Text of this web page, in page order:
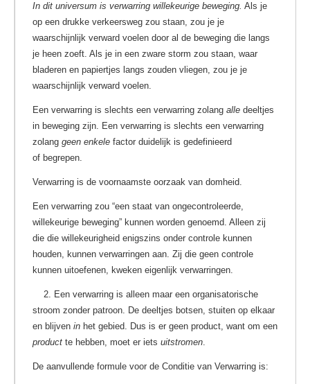
In dit universum is verwarring willekeurige beweging. Als je
op een drukke verkeersweg zou staan, zou je je
waarschijnlijk verward voelen door al de beweging die langs
je heen zoeft. Als je in een zware storm zou staan, waar
bladeren en papiertjes langs zouden vliegen, zou je je
waarschijnlijk verward voelen.
Een verwarring is slechts een verwarring zolang alle deeltjes
in beweging zijn. Een verwarring is slechts een verwarring
zolang geen enkele factor duidelijk is gedefinieerd
of begrepen.
Verwarring is de voornaamste oorzaak van domheid.
Een verwarring zou “een staat van ongecontroleerde,
willekeurige beweging” kunnen worden genoemd. Alleen zij
die die willekeurigheid enigszins onder controle kunnen
houden, kunnen verwarringen aan. Zij die geen controle
kunnen uitoefenen, kweken eigenlijk verwarringen.
2. Een verwarring is alleen maar een organisatorische
stroom zonder patroon. De deeltjes botsen, stuiten op elkaar
en blijven in het gebied. Dus is er geen product, want om een
product te hebben, moet er iets uitstromen
De aanvullende formule voor de Conditie van Verwarring is: